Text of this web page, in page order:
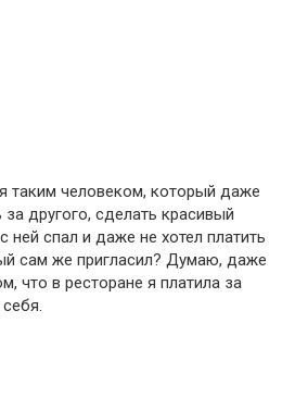
таким человеком, который даже
за другого, сделать красивый
ней спал и даже не хотел платить
сам же пригласил? Думаю, даже
что в ресторане я платила за